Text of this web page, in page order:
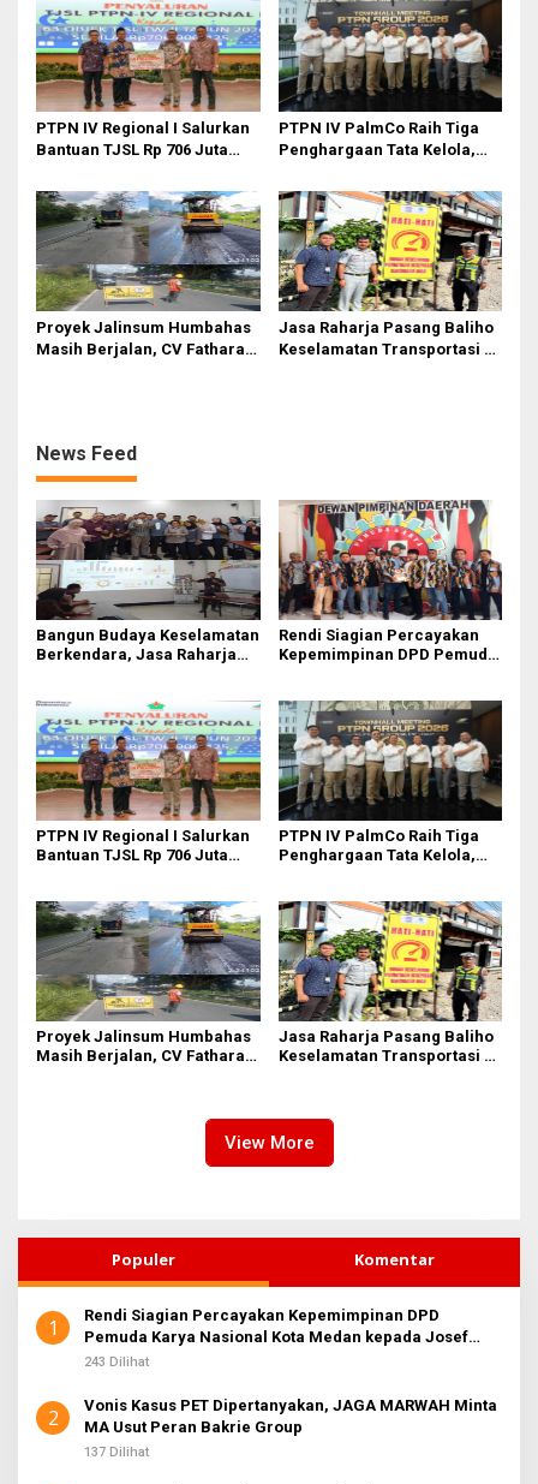
PTPN IV Regional I Salurkan
Bantuan TJSL Rp 706 Juta
Berkelanjutan
PTPN IV PalmCo Raih Tiga
Penghargaan Tata Kelola,
dan Efisiensi
Proyek Jalinsum Humbahas
Masih Berjalan, CV Fathara
Jasa Raharja Pasang Baliho
Keselamatan Transportasi di
News Feed
Bangun Budaya Keselamatan
Berkendara, Jasa Raharja
Rendi Siagian Percayakan
Kepemimpinan DPD Pemuda
PTPN IV Regional I Salurkan
Bantuan TJSL Rp 706 Juta
PTPN IV PalmCo Raih Tiga
Penghargaan Tata Kelola,
Proyek Jalinsum Humbahas
Masih Berjalan, CV Fathara
Jasa Raharja Pasang Baliho
Keselamatan Transportasi di
View More
Populer Komentar
1
Rendi Siagian Percayakan Kepemimpinan DPD
Pemuda Karya Nasional Kota Medan kepada Josef
Sembiring
243 Dilihat
2
Vonis Kasus PET Dipertanyakan, JAGA MARWAH Minta
MA Usut Peran Bakrie Group
137 Dilihat